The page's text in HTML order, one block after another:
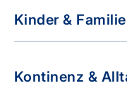
Kinder & Familie
Kontinenz &